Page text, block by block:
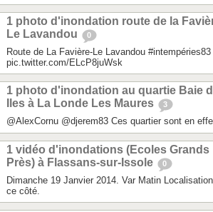
1 photo d'inondation route de la
Le Lavandou
0
Route de La Favière-Le Lavandou
pic.twitter.com/ELcP8juWsk
1 photo d'inondation au quartie Baie
Iles à La Londe Les Maures
3
@AlexCornu @djerem83 Ces quartier sont en
1 vidéo d'inondations (Ecoles Grands
Près) à Flassans-sur-Issole
0
Dimanche 19 Janvier 2014. Var Matin
ce côté.